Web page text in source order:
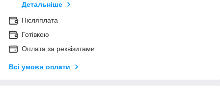
Детальніше
Післяплата
Готівкою
Оплата за реквізитами
Всі умови оплати